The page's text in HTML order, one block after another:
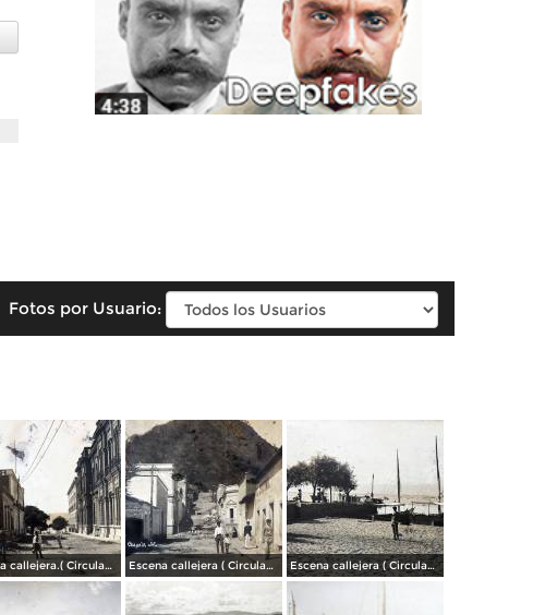
Fotos por Usuario:
Escena callejera.( Circulada el 3 de Marzo de 1909 ). Escena callejera ( Circulada el 22 de marzo de 1908 ). Escena callejera ( Circulada el 19 de Diciembre de 1908 )..